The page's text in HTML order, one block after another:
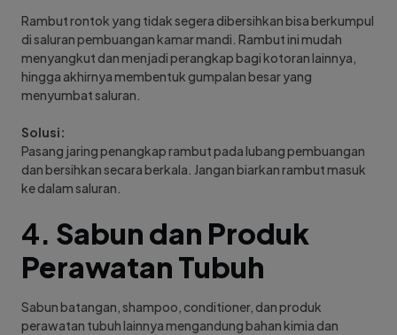
Rambut rontok yang tidak segera dibersihkan bisa berkumpul
di saluran pembuangan kamar mandi. Rambut ini mudah
menyangkut dan menjadi perangkap bagi kotoran lainnya,
hingga akhirnya membentuk gumpalan besar yang
menyumbat saluran.
Solusi:
Pasang jaring penangkap rambut pada lubang pembuangan
dan bersihkan secara berkala. Jangan biarkan rambut masuk
ke dalam saluran.
4. Sabun dan Produk
Perawatan Tubuh
Sabun batangan, shampoo, conditioner, dan produk
perawatan tubuh lainnya mengandung bahan kimia dan